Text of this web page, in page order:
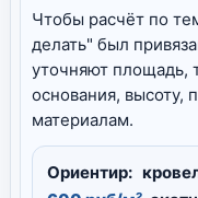
Чтобы расчёт по
делать" был
уточняют площадь,
основания, высоту,
материалам.
Ориентир: